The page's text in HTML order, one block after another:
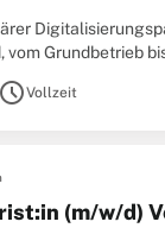
vom Grundbetrieb
scheduleVollzeit
(m/w/d)